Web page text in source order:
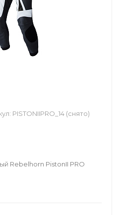
PISTONIIPRO_14 (снято)
Rebelhorn PistonII PRO